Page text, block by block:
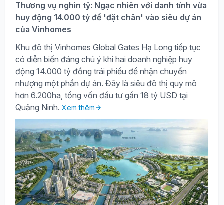
Thương vụ nghìn tỷ: Ngạc nhiên với danh tính vừa
huy động 14.000 tỷ để 'đặt chân' vào siêu dự án
của Vinhomes
Khu đô thị Vinhomes Global Gates Hạ Long tiếp tục
có diễn biến đáng chú ý khi hai doanh nghiệp huy
động 14.000 tỷ đồng trái phiếu để nhận chuyển
nhượng một phần dự án. Đây là siêu đô thị quy mô
hơn 6.200ha, tổng vốn đầu tư gần 18 tỷ USD tại
Quảng Ninh. Xem thêm